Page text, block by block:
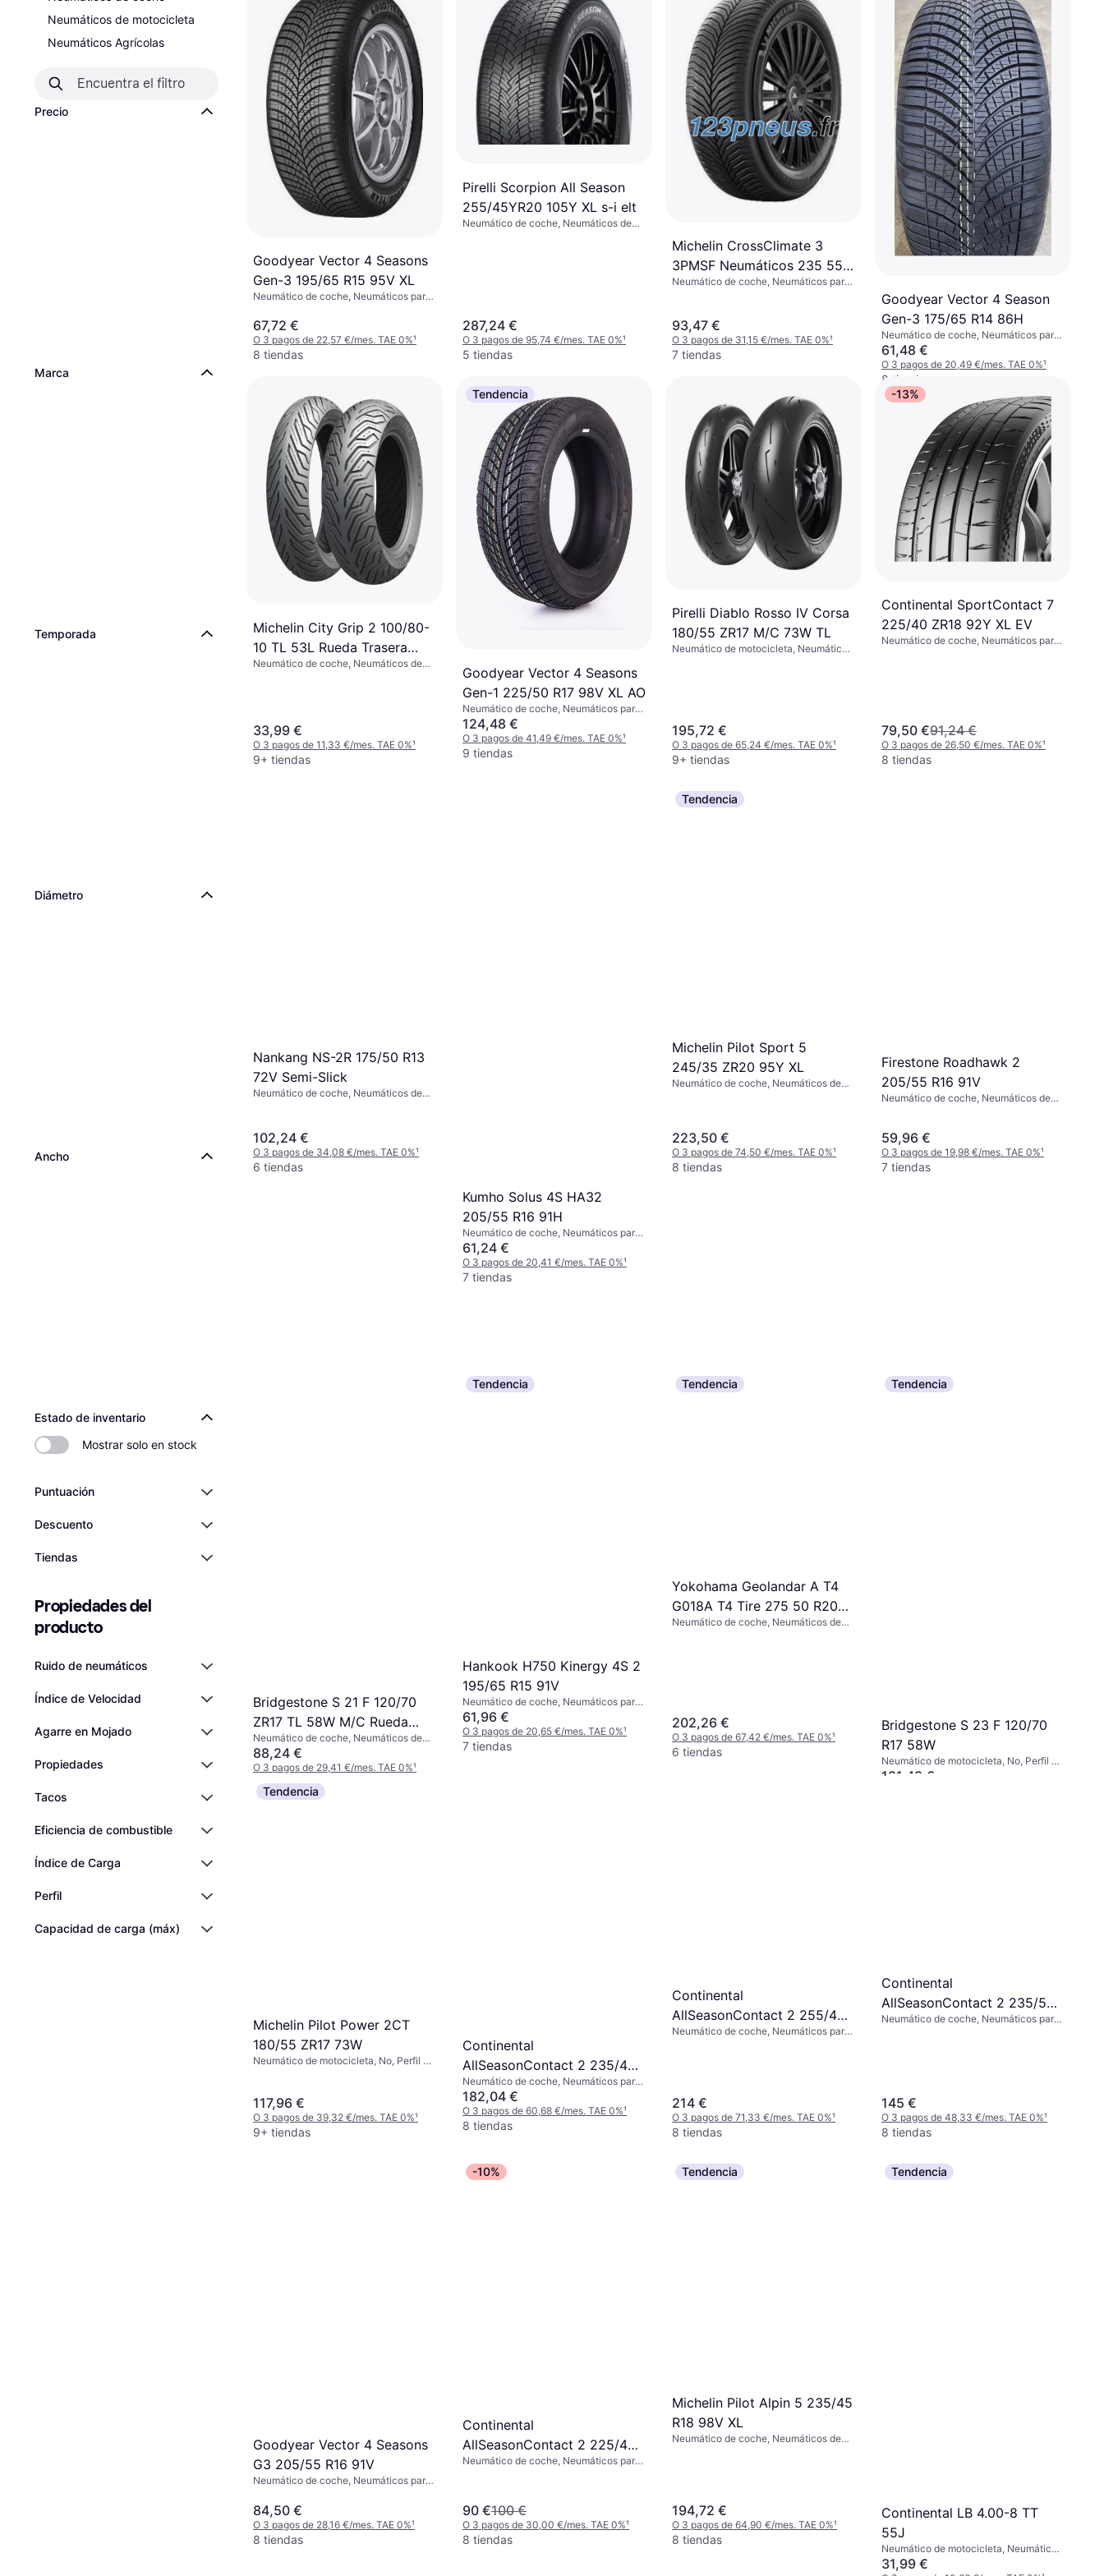
Neumáticos de motocicleta
Neumáticos Agrícolas
Precio
Marca
Temporada
Diámetro
Ancho
Estado de inventario
Mostrar solo en stock
Puntuación
Descuento
Tiendas
Propiedades del
producto
Ruido de neumáticos
Índice de Velocidad
Agarre en Mojado
Propiedades
Tacos
Eficiencia de combustible
Índice de Carga
Perfil
Capacidad de carga (máx)
Goodyear Vector 4 Seasons
Gen-3 195/65 R15 95V XL
Neumático de coche, Neumáticos para
Pasajeros, Perfil 65 %, Índice de
Velocidad V (240 km/h)
67,72 €
O 3 pagos de 22,57 €/mes. TAE 0%¹
8 tiendas
Pirelli Scorpion All Season
255/45YR20 105Y XL s-i elt
Neumático de coche, Neumáticos de
287,24 €
O 3 pagos de 95,74 €/mes. TAE 0%¹
5 tiendas
Michelin CrossClimate 3
3PMSF Neumáticos 235 55
R18 100V
Neumático de coche, Neumáticos para
93,47 €
O 3 pagos de 31,15 €/mes. TAE 0%¹
7 tiendas
Goodyear Vector 4 Season
Gen-3 175/65 R14 86H
Neumático de coche, Neumáticos para
todas las estaciones, No, Perfil 65 %,
Índice de Velocidad H (210 km/h)
61,48 €
O 3 pagos de 20,49 €/mes. TAE 0%¹
8 tiendas
Michelin City Grip 2 100/80-
10 TL 53L Rueda Trasera
M/C Rueda Delantera
Neumático de coche, Neumáticos de
33,99 €
O 3 pagos de 11,33 €/mes. TAE 0%¹
9+ tiendas
Tendencia
Goodyear Vector 4 Seasons
Gen-1 225/50 R17 98V XL AO
Neumático de coche, Neumáticos para
todas las estaciones, No, Vehículo
Utilitario Deportivo, Coche de
Pasajeros, Perfil 50 %, Índice de
Velocidad V (240 km/h)
124,48 €
O 3 pagos de 41,49 €/mes. TAE 0%¹
9 tiendas
Pirelli Diablo Rosso IV Corsa
180/55 ZR17 M/C 73W TL
Neumático de motocicleta, Neumáticos
195,72 €
O 3 pagos de 65,24 €/mes. TAE 0%¹
9+ tiendas
-13%
Continental SportContact 7
225/40 ZR18 92Y XL EV
Neumático de coche, Neumáticos para
79,50 €91,24 €
O 3 pagos de 26,50 €/mes. TAE 0%¹
8 tiendas
Nankang NS-2R 175/50 R13
72V Semi-Slick
Neumático de coche, Neumáticos de
102,24 €
O 3 pagos de 34,08 €/mes. TAE 0%¹
6 tiendas
Kumho Solus 4S HA32
205/55 R16 91H
Neumático de coche, Neumáticos para
todas las estaciones, No, Coche de
Pasajeros, Perfil 55 %, Índice de
Velocidad H (210 km/h)
61,24 €
O 3 pagos de 20,41 €/mes. TAE 0%¹
7 tiendas
Tendencia
Michelin Pilot Sport 5
245/35 ZR20 95Y XL
Neumático de coche, Neumáticos de
223,50 €
O 3 pagos de 74,50 €/mes. TAE 0%¹
8 tiendas
Firestone Roadhawk 2
205/55 R16 91V
Neumático de coche, Neumáticos de
59,96 €
O 3 pagos de 19,98 €/mes. TAE 0%¹
7 tiendas
Bridgestone S 21 F 120/70
ZR17 TL 58W M/C Rueda
Delantera
Neumático de coche, Neumáticos de
verano, No, Índice de Velocidad W (270
km/h), H (210 km/h)
88,24 €
O 3 pagos de 29,41 €/mes. TAE 0%¹
9+ tiendas
Tendencia
Hankook H750 Kinergy 4S 2
195/65 R15 91V
Neumático de coche, Neumáticos para
todas las estaciones, No, Coche de
Pasajeros, Perfil 65 %, Índice de
Velocidad V (240 km/h)
61,96 €
O 3 pagos de 20,65 €/mes. TAE 0%¹
7 tiendas
Tendencia
Yokohama Geolandar A T4
G018A T4 Tire 275 50 R20
RPB
Neumático de coche, Neumáticos de
202,26 €
O 3 pagos de 67,42 €/mes. TAE 0%¹
6 tiendas
Tendencia
Bridgestone S 23 F 120/70
R17 58W
Neumático de motocicleta, No, Perfil 70
%, Índice de Velocidad W (270 km/h)
131,48 €
Tendencia
Michelin Pilot Power 2CT
180/55 ZR17 73W
Neumático de motocicleta, No, Perfil 55
117,96 €
O 3 pagos de 39,32 €/mes. TAE 0%¹
9+ tiendas
Continental
AllSeasonContact 2 235/45
R21 101T XL EVc
Neumático de coche, Neumáticos para
todas las estaciones, No, Perfil 45 %,
Índice de Velocidad T (190 km/h)
182,04 €
O 3 pagos de 60,68 €/mes. TAE 0%¹
8 tiendas
Continental
AllSeasonContact 2 255/40
R21 102T XL EVc
Neumático de coche, Neumáticos para
214 €
O 3 pagos de 71,33 €/mes. TAE 0%¹
8 tiendas
Continental
AllSeasonContact 2 235/55
R19 105V XL
Neumático de coche, Neumáticos para
145 €
O 3 pagos de 48,33 €/mes. TAE 0%¹
8 tiendas
Goodyear Vector 4 Seasons
G3 205/55 R16 91V
Neumático de coche, Neumáticos para
Índice de Velocidad V (240 km/h)
84,50 €
O 3 pagos de 28,16 €/mes. TAE 0%¹
8 tiendas
-10%
Continental
AllSeasonContact 2 225/45
R17 94V XL
Neumático de coche, Neumáticos para
90 €100 €
O 3 pagos de 30,00 €/mes. TAE 0%¹
8 tiendas
Tendencia
Michelin Pilot Alpin 5 235/45
R18 98V XL
Neumático de coche, Neumáticos de
194,72 €
O 3 pagos de 64,90 €/mes. TAE 0%¹
8 tiendas
Tendencia
Continental LB 4.00-8 TT
55J
Neumático de motocicleta, Neumáticos
de verano, Neumáticos para todas las
31,99 €